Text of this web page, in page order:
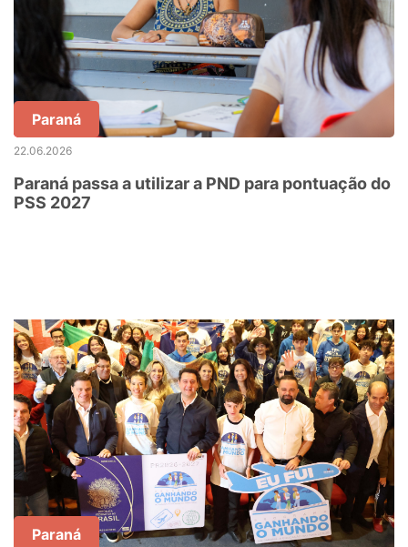
Paraná
22.06.2026
Paraná passa a utilizar a PND para pontuação do
PSS 2027
Paraná